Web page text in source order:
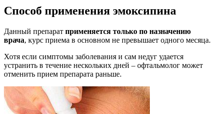
Способ применения эмоксипина
Данный препарат применяется только по назначению
врача, курс приема в основном не превышает одного месяца.
Хотя если симптомы заболевания и сам недуг удается
устранить в течение нескольких дней – офтальмолог может
отменить прием препарата раньше.